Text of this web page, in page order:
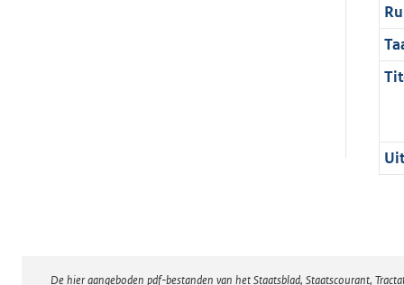
De hier aangeboden pdf-bestanden van het Staatsblad, Staatscourant,